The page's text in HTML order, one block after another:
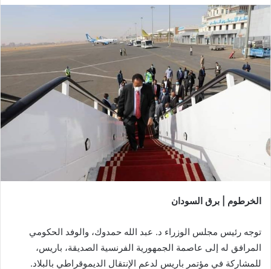
الخرطوم | برق السودان
توجه رئيس مجلس الوزراء د. عبد الله حمدوك، والوفد الحكومي
المرافق له إلى عاصمة الجمهورية الفرنسية الصديقة، باريس،
للمشاركة في مؤتمر باريس لدعم الإنتقال الديموقراطي بالبلاد.